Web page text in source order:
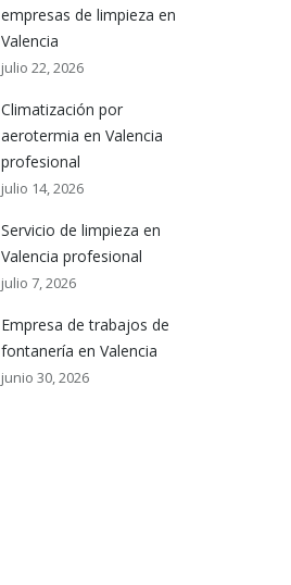
empresas de limpieza en
Valencia
julio 22, 2026
Climatización por
aerotermia en Valencia
profesional
julio 14, 2026
Servicio de limpieza en
Valencia profesional
julio 7, 2026
Empresa de trabajos de
fontanería en Valencia
junio 30, 2026